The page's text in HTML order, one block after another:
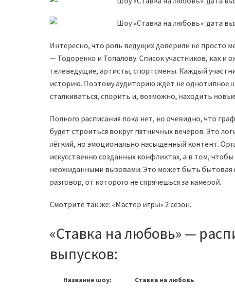
Интересно, что роль ведущих доверили не просто
— Тодоренко и Топалову. Список участников, как и
телеведущие, артисты, спортсмены. Каждый
историю. Поэтому аудиторию ждёт не однотипное
сталкиваться, спорить и, возможно, находить
Полного расписания пока нет, но очевидно, что
будет строиться вокруг пятничных вечеров. Это
лёгкий, но эмоционально насыщенный контент.
искусственно созданных конфликтах, а в том,
неожиданными вызовами. Это может быть бытовая
разговор, от которого не спрячешься за камерой.
Смотрите так же: «Мастер игры» 2 сезон.
«Ставка на любовь» —
выпусков:
Название шоу:
Ставка на любовь